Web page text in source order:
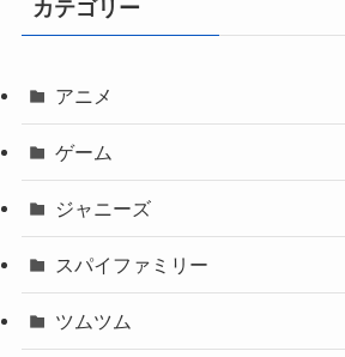
カテゴリー
アニメ
ゲーム
ジャニーズ
スパイファミリー
ツムツム